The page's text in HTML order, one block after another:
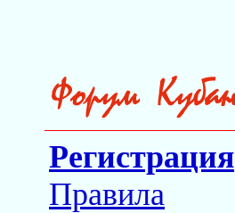
Регистрация
Правила